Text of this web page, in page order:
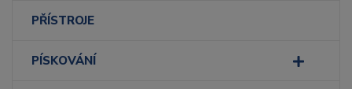
PŘÍSTROJE
PÍSKOVÁNÍ